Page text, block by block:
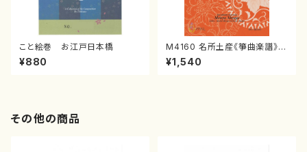
こと絵巻 お江戸日本橋
¥880
M4160 名所土産《箏曲楽譜》
（箏/宮城喜代子・宮城数江著・
宮城宗家監修/箏曲古典楽譜）
¥1,540
その他の商品